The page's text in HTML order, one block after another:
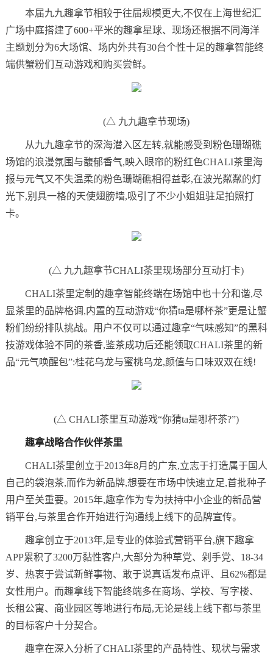
本届九九趣拿节相较于往届规模更大,不仅在上海世纪汇
广场中庭搭建了600+平米的趣拿星球、现场还根据不同海洋
主题划分为6大场馆、场内外共有30台个性十足的趣拿智能终
端供蟹粉们互动游戏和购买尝鲜。
(△ 九九趣拿节现场)
从九九趣拿节的深海潜入区左转,就能感受到粉色珊瑚礁
场馆的浪漫氛围与馥郁香气,映入眼帘的粉红色CHALI茶里海
报与元气又不失温柔的粉色珊瑚礁相得益彰,在波光粼粼的灯
光下,别具一格的天使翅膀墙,吸引了不少小姐姐驻足拍照打
卡。
(△ 九九趣拿节CHALI茶里现场部分互动打卡)
CHALI茶里定制的趣拿智能终端在场馆中也十分和谐,尽
显茶里的品牌格调,内置的互动游戏“你猜ta是哪杯茶”更是让蟹
粉们纷纷排队挑战。用户不仅可以通过趣拿“气味感知”的黑科
技游戏体验不同的茶香,鉴茶成功后还能领取CHALI茶里的新
品“元气唤醒包”:桂花乌龙与蜜桃乌龙,颜值与口味双双在线!
(△ CHALI茶里互动游戏“你猜ta是哪杯茶?”)
趣拿战略合作伙伴茶里
CHALI茶里创立于2013年8月的广东,立志于打造属于国人
自己的袋泡茶,而作为新品牌,想要在市场中快速立足,首批种子
用户至关重要。2015年,趣拿作为专为扶持中小企业的新品营
销平台,与茶里合作开始进行沟通线上线下的品牌宣传。
趣拿创立于2013年,是专业的体验式营销平台,旗下趣拿
APP累积了3200万黏性客户,大部分为种草党、剁手党、18-34
岁、热衷于尝试新鲜事物、敢于说真话发布点评、且62%都是
女性用户。而趣拿线下智能终端多在商场、学校、写字楼、
长租公寓、商业园区等地进行布局,无论是线上线下都与茶里
的目标客户十分契合。
趣拿在深入分析了CHALI茶里的产品特性、现状与需求